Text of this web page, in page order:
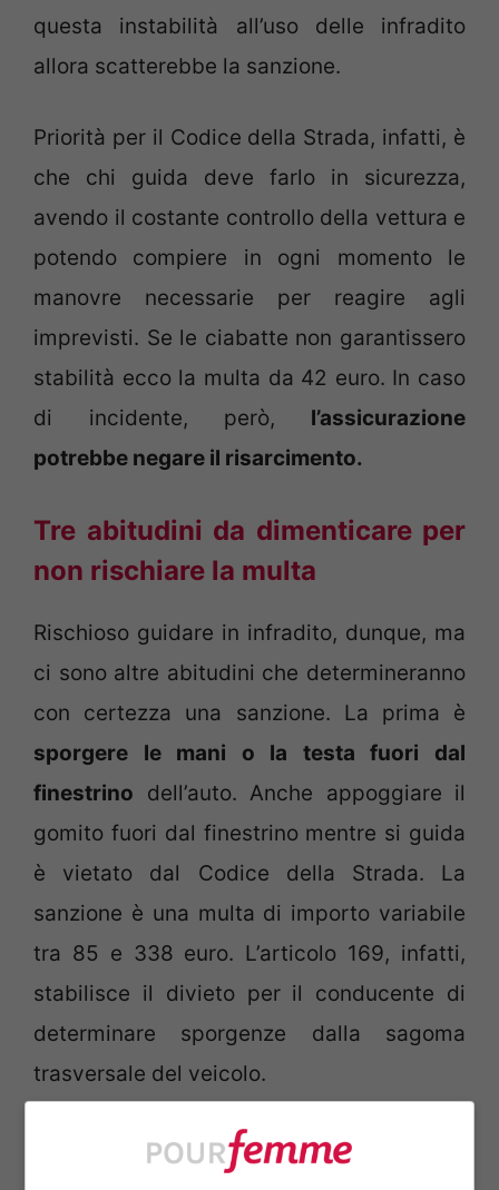
questa instabilità all’uso delle infradito
allora scatterebbe la sanzione.
Priorità per il Codice della Strada, infatti, è
che chi guida deve farlo in sicurezza,
avendo il costante controllo della vettura e
potendo compiere in ogni momento le
manovre necessarie per reagire agli
imprevisti. Se le ciabatte non garantissero
stabilità ecco la multa da 42 euro. In caso
di incidente, però, l’assicurazione
potrebbe negare il risarcimento.
Tre abitudini da dimenticare per
non rischiare la multa
Rischioso guidare in infradito, dunque, ma
ci sono altre abitudini che determineranno
con certezza una sanzione. La prima è
sporgere le mani o la testa fuori dal
finestrino dell’auto. Anche appoggiare il
gomito fuori dal finestrino mentre si guida
è vietato dal Codice della Strada. La
sanzione è una multa di importo variabile
tra 85 e 338 euro. L’articolo 169, infatti,
stabilisce il divieto per il conducente di
determinare sporgenze dalla sagoma
trasversale del veicolo.